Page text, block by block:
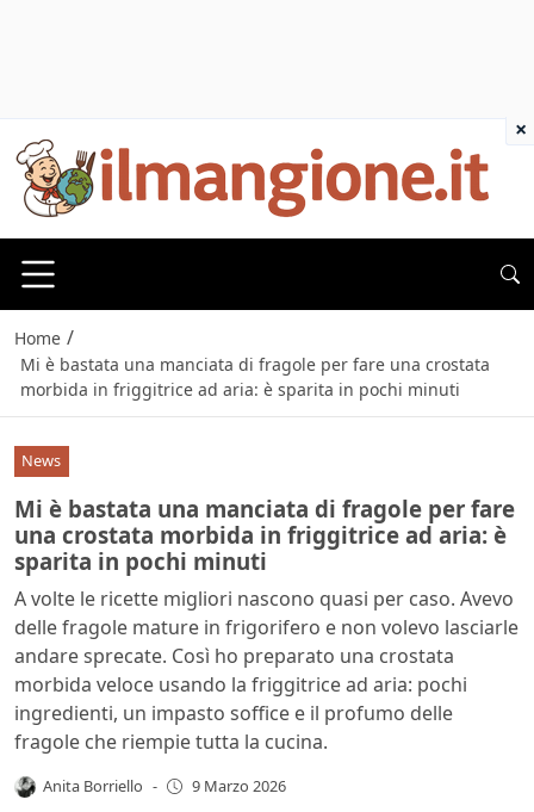
Home /
Mi è bastata una manciata di fragole per fare una crostata
morbida in friggitrice ad aria: è sparita in pochi minuti
News
Mi è bastata una manciata di fragole per fare
una crostata morbida in friggitrice ad aria: è
sparita in pochi minuti
A volte le ricette migliori nascono quasi per caso. Avevo
delle fragole mature in frigorifero e non volevo lasciarle
andare sprecate. Così ho preparato una crostata
morbida veloce usando la friggitrice ad aria: pochi
ingredienti, un impasto soffice e il profumo delle
fragole che riempie tutta la cucina.
Anita Borriello - 9 Marzo 2026
×